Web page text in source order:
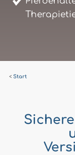
Start